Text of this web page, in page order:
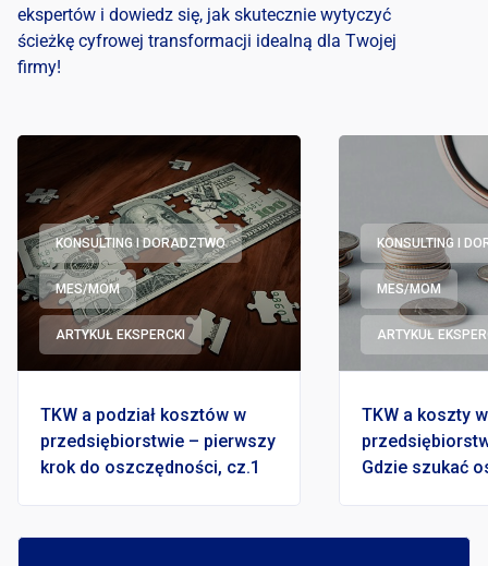
ekspertów i dowiedz się, jak skutecznie wytyczyć
ścieżkę cyfrowej transformacji idealną dla Twojej
firmy!
KONSULTING I DORADZTWO
MES/MOM
ARTYKUŁ EKSPERCKI
TKW a podział kosztów w
przedsiębiorstwie – pierwszy
krok do oszczędności, cz.1
KONSULTING I
MES/MOM
ARTYKUŁ
TKW a koszty w
Gdzie szukać